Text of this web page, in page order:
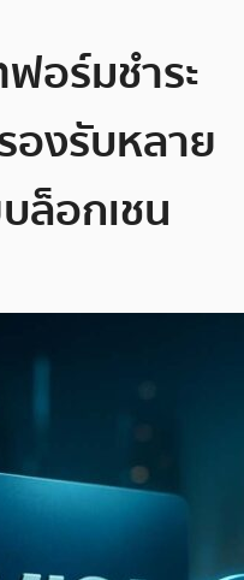
อร์มชำระ
องรับหลาย
ล็อกเชน